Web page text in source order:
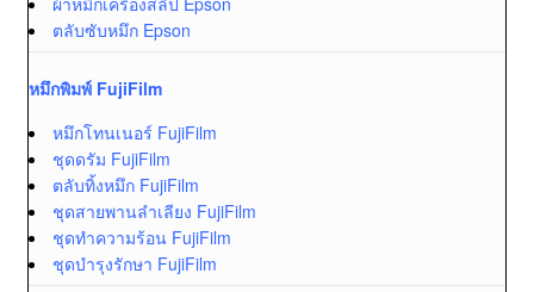
ตลับซับหมึก Epson
หมึกพิมพ์ FujiFilm
หมึกโทนเนอร์ FujiFilm
ชุดดรัม FujiFilm
ตลับทิ้งหมึก FujiFilm
ชุดสายพานลำเลียง FujiFilm
ชุดทำความร้อน FujiFilm
ชุดบำรุงรักษา FujiFilm